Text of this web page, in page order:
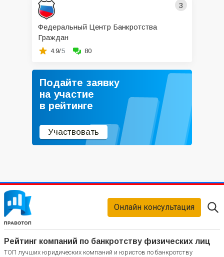
3
Федеральный Центр Банкротства
Граждан
4.9/5 80
Подайте заявку
на участие
в рейтинге
Участвовать
Рейтинг компаний по банкротству физических лиц
ТОП лучших юридических компаний и юристов по банкротству
Онлайн консультация